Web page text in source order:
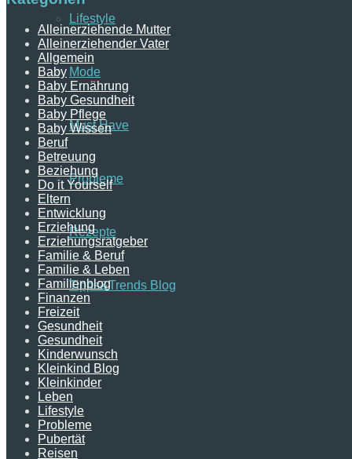
Lifestyle
Mode
Must Have
Probleme
Rezepte
Tipps&Trends Blog
Alleinerziehende Mutter
Alleinerziehender Vater
Allgemein
Baby
Baby Ernährung
Baby Gesundheit
Baby Pflege
Baby Wissen
Beruf
Betreuung
Beziehung
Do it Yourself
Eltern
Entwicklung
Erziehung
Erziehungsratgeber
Familie & Beruf
Familie & Leben
Familienblog
Finanzen
Freizeit
Gesundheit
Gesundheit
Kinderwunsch
Kleinkind Blog
Kleinkinder
Leben
Lifestyle
Probleme
Pubertät
Reisen